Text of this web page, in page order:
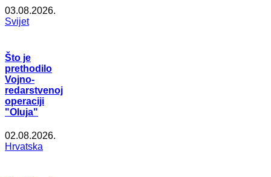
03.08.2026.
Svijet
Što je
prethodilo
Vojno-
redarstvenoj
operaciji
"Oluja"
02.08.2026.
Hrvatska